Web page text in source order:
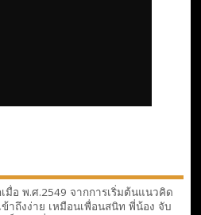
มื่อ พ.ศ.2549 จากการเริ่มต้นแนวคิด
าถึงง่าย เหมือนเพื่อนสนิท พี่น้อง จับ